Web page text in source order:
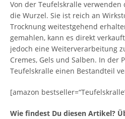
Von der Teufelskralle
die Wurzel. Sie ist reich an
Trocknung weitestgehend
gemahlen, kann es direkt
jedoch eine Weiterverarbeitung
Cremes, Gels und Salben. In
Teufelskralle einen Bestandteil
[amazon
Wie findest Du diesen Artikel?